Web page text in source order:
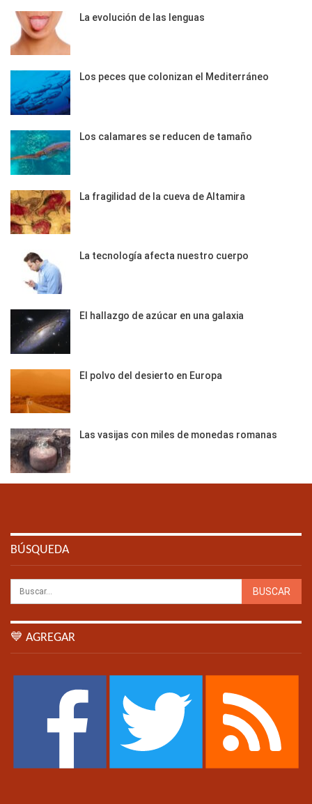
La evolución de las lenguas
Los peces que colonizan el Mediterráneo
Los calamares se reducen de tamaño
La fragilidad de la cueva de Altamira
La tecnología afecta nuestro cuerpo
El hallazgo de azúcar en una galaxia
El polvo del desierto en Europa
Las vasijas con miles de monedas romanas
BÚSQUEDA
💙 AGREGAR